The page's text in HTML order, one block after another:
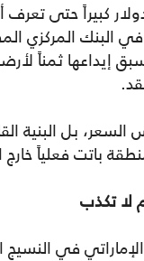
المُعلن 35 مليار دولار
في البنك
إيداعها ثمناً
بل البنية
باتت فعلياً
لا تكذب
في